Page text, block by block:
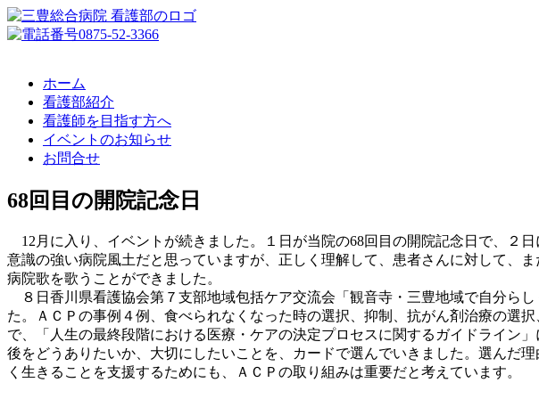
ホーム
看護部紹介
看護師を目指す方へ
イベントのお知らせ
お問合せ
68回目の開院記念日
12月に入り、イベントが続きました。１日が当院の68回目の開院記念日で、２
意識の強い病院風土だと思っていますが、正しく理解して、患者さんに対して、
病院歌を歌うことができました。
８日香川県看護協会第７支部地域包括ケア交流会「観音寺・三豊地域で自分ら
た。ＡＣＰの事例４例、食べられなくなった時の選択、抑制、抗がん剤治療の選
で、「人生の最終段階における医療・ケアの決定プロセスに関するガイドライン
後をどうありたいか、大切にしたいことを、カードで選んでいきました。選んだ
く生きることを支援するためにも、ＡＣＰの取り組みは重要だと考えています。